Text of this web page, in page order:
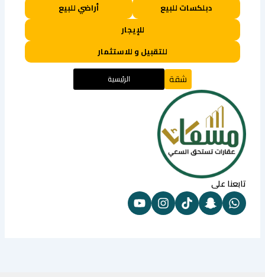
دبلكسات للبيع
أراضي للبيع
للإيجار
للتقبيل و للاستثمار
شقة الرئيسية
تابعنا على